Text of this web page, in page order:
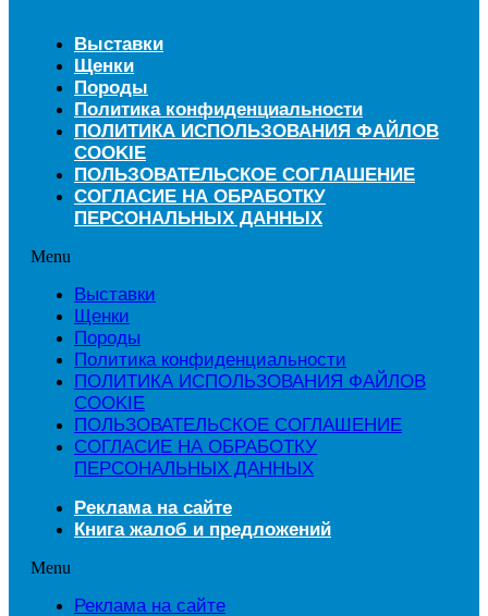
Выставки
Щенки
Породы
Политика конфиденциальности
ПОЛИТИКА ИСПОЛЬЗОВАНИЯ ФАЙЛОВ
COOKIE
ПОЛЬЗОВАТЕЛЬСКОЕ СОГЛАШЕНИЕ
СОГЛАСИЕ НА ОБРАБОТКУ
ПЕРСОНАЛЬНЫХ ДАННЫХ
Menu
Выставки
Щенки
Породы
Политика конфиденциальности
ПОЛИТИКА ИСПОЛЬЗОВАНИЯ ФАЙЛОВ
COOKIE
ПОЛЬЗОВАТЕЛЬСКОЕ СОГЛАШЕНИЕ
СОГЛАСИЕ НА ОБРАБОТКУ
ПЕРСОНАЛЬНЫХ ДАННЫХ
Реклама на сайте
Книга жалоб и предложений
Menu
Реклама на сайте